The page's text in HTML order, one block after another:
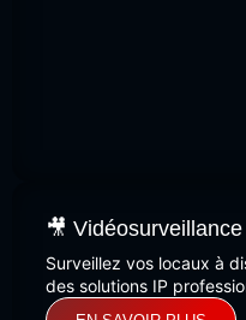
🎥 Vidéosurveillance
Surveillez vos locaux à
des solutions IP